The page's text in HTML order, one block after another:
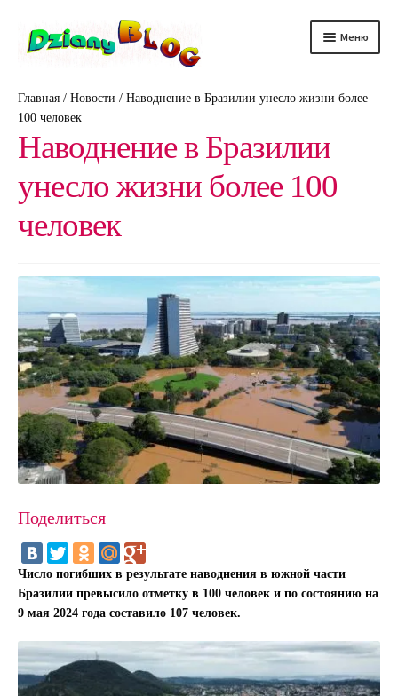
Перейти
Перейти
Меню
Главная/ Новости / Наводнение в Бразилии унесло жизни более
100 человек
Наводнение в Бразилии
унесло жизни более 100
человек
Поделиться
Число погибших в результате наводнения в южной части
Бразилии превысило отметку в 100 человек и по состоянию на
9 мая 2024 года составило 107 человек.